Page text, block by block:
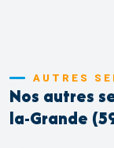
AUTRES
Nos autres
la-Grande